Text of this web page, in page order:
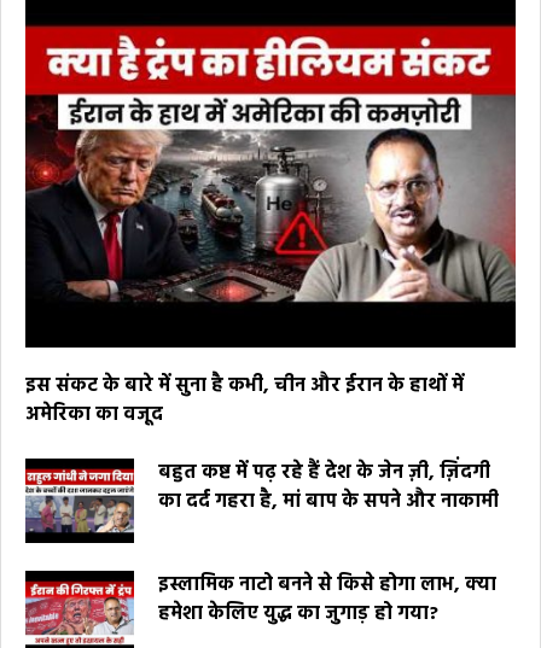
इस संकट के बारे में सुना है कभी, चीन और ईरान के हाथों में
अमेरिका का वजूद
बहुत कष्ट में पढ़ रहे हैं देश के जेन ज़ी, ज़िंदगी
का दर्द गहरा है, मां बाप के सपने और नाकामी
इस्लामिक नाटो बनने से किसे होगा लाभ, क्या
हमेशा केलिए युद्ध का जुगाड़ हो गया?